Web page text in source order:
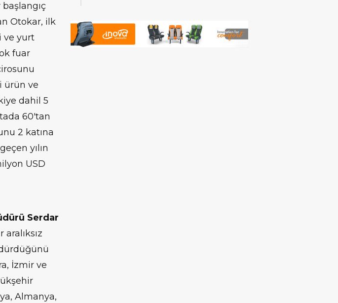
Otokar, ilk
ve yurt
fuar
ürün ve
dahil 5
60'tan
2 katına
yılın
USD
Serdar
İzmir ve
Almanya,